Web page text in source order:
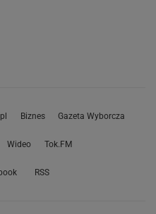
Biznes Gazeta Wyborcza
Wideo Tok.FM
RSS